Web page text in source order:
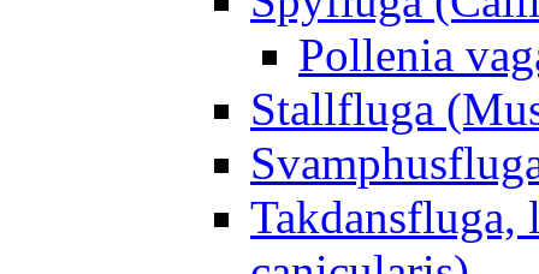
Pollenia
Stallfluga
Takdansfluga,